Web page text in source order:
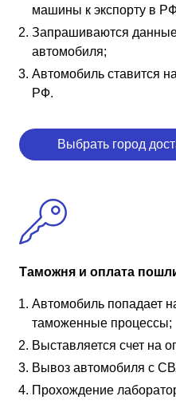
машины к экспорту в
Запрашиваются
автомобиля;
Автомобиль ставится
РФ.
Выбрать город
Таможня и оплата
Автомобиль попадает
таможенные процессы;
Выставляется счет на
Вывоз автомобиля с
Прохождение